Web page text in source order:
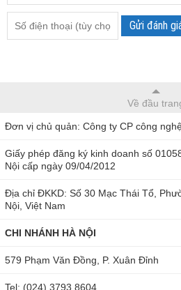
Gửi đánh
Về đầu
Đơn vị chủ quản: Công ty CP công
Giấy phép đăng ký kinh doanh số
Nội cấp ngày 09/04/2012
Địa chỉ ĐKKD: Số 30 Mạc Thái Tổ,
Nội, Việt Nam
CHI NHÁNH HÀ NỘI
579 Phạm Văn Đồng, P. Xuân Đỉnh
Tel: (024) 3793 8604